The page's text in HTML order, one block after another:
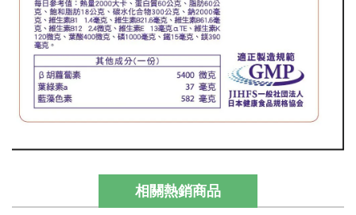
相關熱銷商品